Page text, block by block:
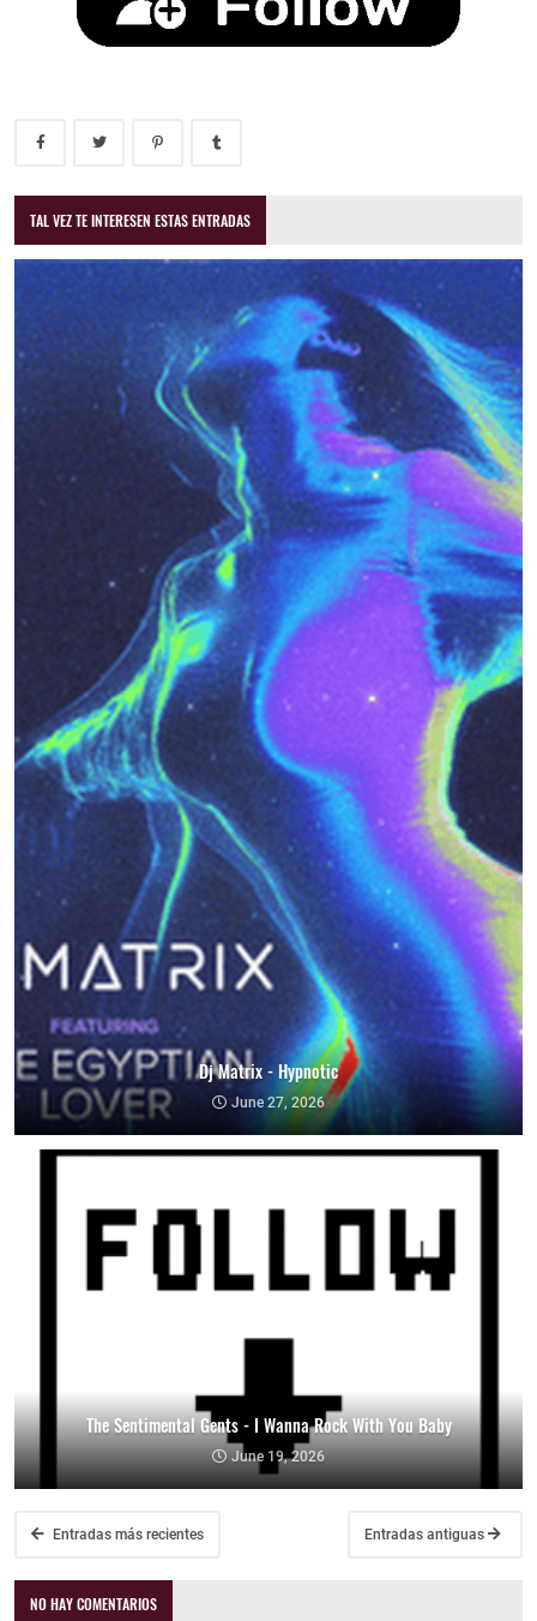
TAL VEZ TE INTERESEN ESTAS ENTRADAS
Dj Matrix - Hypnotic
June 27, 2026
The Sentimental Gents - I Wanna Rock With You Baby
June 19, 2026
Entradas más recientes Entradas antiguas
NO HAY COMENTARIOS